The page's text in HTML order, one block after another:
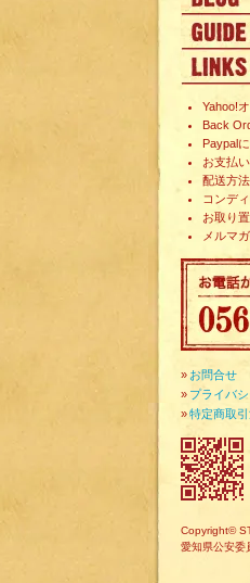
Yahoo!
Back
Paypal
お支払
配送方
コンデ
お取り
メルマ
» お問合せ
» プライバ
»特定商取
Copyright©
愛知県公安